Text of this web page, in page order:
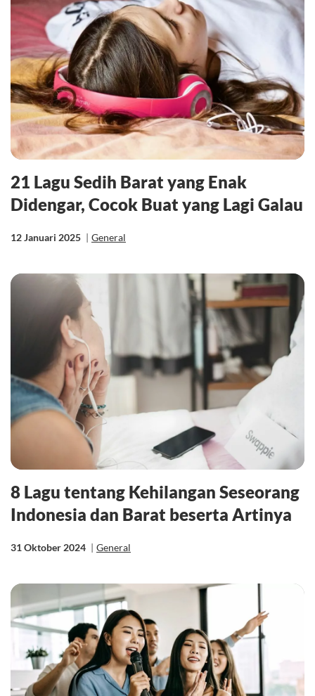
21 Lagu Sedih Barat yang Enak
Didengar, Cocok Buat yang Lagi Galau
12 Januari 2025 | General
8 Lagu tentang Kehilangan Seseorang
Indonesia dan Barat beserta Artinya
31 Oktober 2024 | General